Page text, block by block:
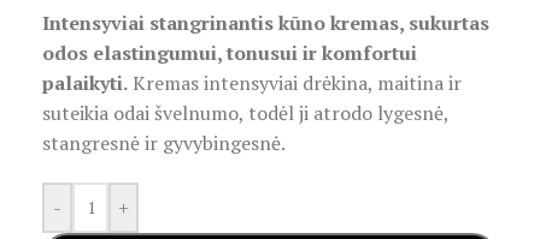
Intensyviai stangrinantis kūno kremas, sukurtas
odos elastingumui, tonusui ir komfortui
palaikyti. Kremas intensyviai drėkina, maitina ir
suteikia odai švelnumo, todėl ji atrodo lygesnė,
stangresnė ir gyvybingesnė.
- +